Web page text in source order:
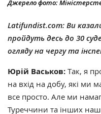
Джерело фото:
Latifundist.com:Ви
пройдуть десь до 30
огляду на чергу та
Юрій Васьков: Так, я
на вхід на добу, які ми
все просто. Але ми
Туреччини та інших